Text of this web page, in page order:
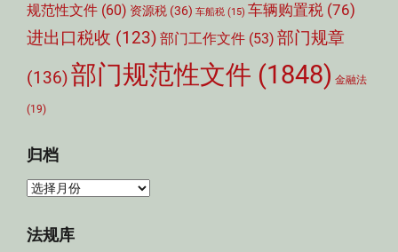
规范性文件 (60) 资源税 (36) 车船税 (15) 车辆购置税 (76)
进出口税收 (123) 部门工作文件 (53) 部门规章
(136)部门规范性文件 (1848) 金融法
(19)
归档
归
法规库